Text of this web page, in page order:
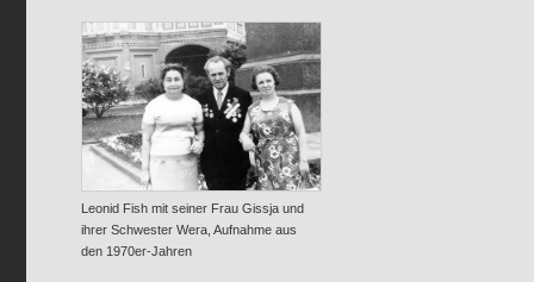
Leonid Fish mit seiner Frau Gissja und
ihrer Schwester Wera, Aufnahme aus
den 1970er-Jahren